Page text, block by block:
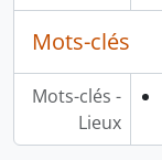
Mots-clés
Mots-clés -
Lieux